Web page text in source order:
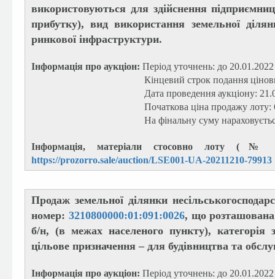
використовуються для здійснення
прибутку), вид використання земельної
ринкової інфраструктури.
Інформація про аукціон: Період уточнень: до
Кінцевий строк подання цінових
Дата проведення аукціону:
Початкова ціна продажу лоту: 6 996
На фінальну суму нараховується
Інформація, матеріали стосовно лоту (№
https://prozorro.sale/auction/LSE001-UA-20211210-79913
Продаж земельної ділянки
номер: 3210800000:01:091:0026, що
б/н, (в межах населеного пункту), категорія
цільове призначення – для будівництва та
Інформація про аукціон: Період уточнень: до